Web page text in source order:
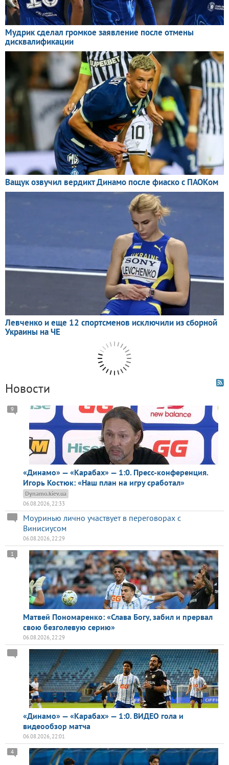
Новости
«Динамо» — «Карабах» — 1:0. Пресс-конференция.
Игорь Костюк: «Наш план на игру сработал»
9
Dynamo.kiev.ua
06.08.2026, 22:33
Моуринью лично участвует в переговорах с
Винисиусом
06.08.2026, 22:29
Матвей Пономаренко: «Слава Богу, забил и прервал
свою безголевую серию»
1
06.08.2026, 22:29
«Динамо» — «Карабах» — 1:0. ВИДЕО гола и
видеообзор матча
06.08.2026, 22:01
4